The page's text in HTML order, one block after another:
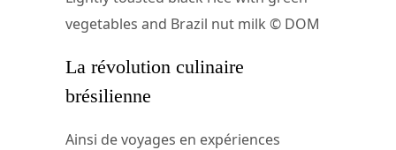
vegetables and Brazil nut milk © DOM
La révolution culinaire
brésilienne
Ainsi de voyages en expériences